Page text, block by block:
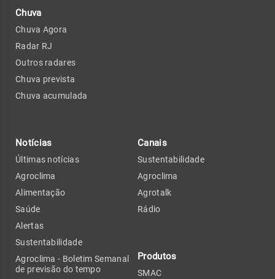
Chuva
Chuva Agora
Radar RJ
Outros radares
Chuva prevista
Chuva acumulada
Notícias
Últimas notícias
Agroclima
Alimentação
Saúde
Alertas
Sustentabilidade
Agroclima - Boletim Semanal
de previsão do tempo
Canais
Sustentabilidade
Agroclima
Agrotalk
Rádio
Produtos
SMAC